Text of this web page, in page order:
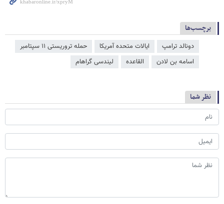
برچسب‌ها
دونالد ترامپ ایالات متحده آمریکا
حمله تروریستی ۱۱ سپتامبر
اسامه بن لادن
القاعده لیندسی گراهام
نظر شما